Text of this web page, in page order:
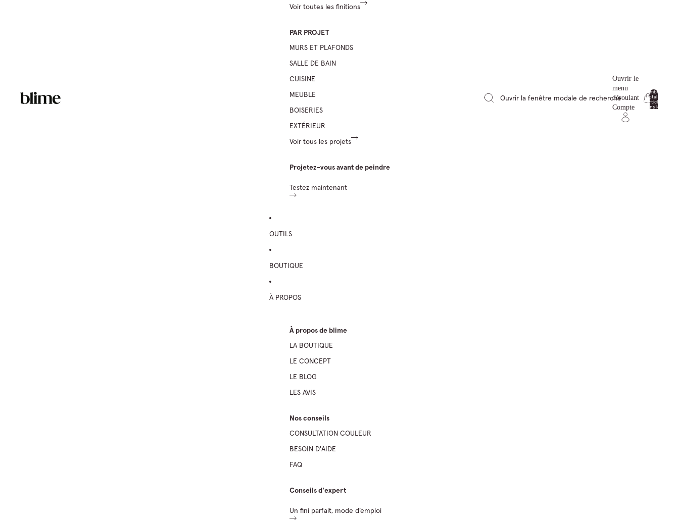
Voir toutes les finitions
PAR PROJET
MURS ET PLAFONDS
SALLE DE BAIN
CUISINE
MEUBLE
BOISERIES
EXTÉRIEUR
Voir tous les projets
Projetez-vous avant de peindre
Testez maintenant
OUTILS
BOUTIQUE
À PROPOS
À propos de blime
LA BOUTIQUE
LE CONCEPT
LE BLOG
LES AVIS
Nos conseils
CONSULTATION COULEUR
BESOIN D'AIDE
FAQ
Conseils d'expert
Un fini parfait, mode d’emploi
Ouvrir la fenêtre modale de recherche
Ouvrir le
menu
déroulant
Compte
Nombre
total
d’articles
dans le